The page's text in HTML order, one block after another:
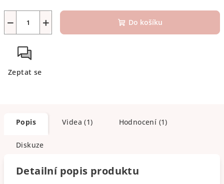
+
− Do košíku
Zeptat se
Popis Videa (1) Hodnocení (1)
Diskuze
Detailní popis produktu